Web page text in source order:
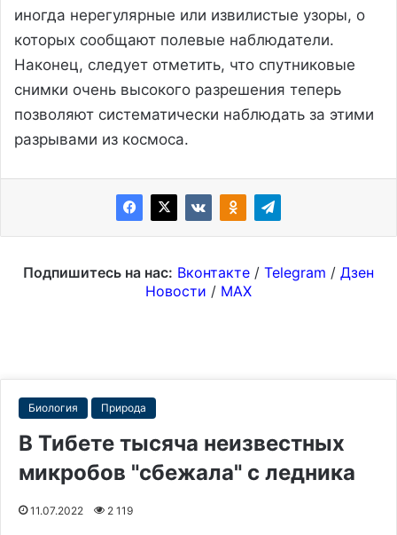
иногда нерегулярные или извилистые узоры, о
которых сообщают полевые наблюдатели.
Наконец, следует отметить, что спутниковые
снимки очень высокого разрешения теперь
позволяют систематически наблюдать за этими
разрывами из космоса.
Подпишитесь на нас: Вконтакте / Telegram / Дзен
Новости / MAX